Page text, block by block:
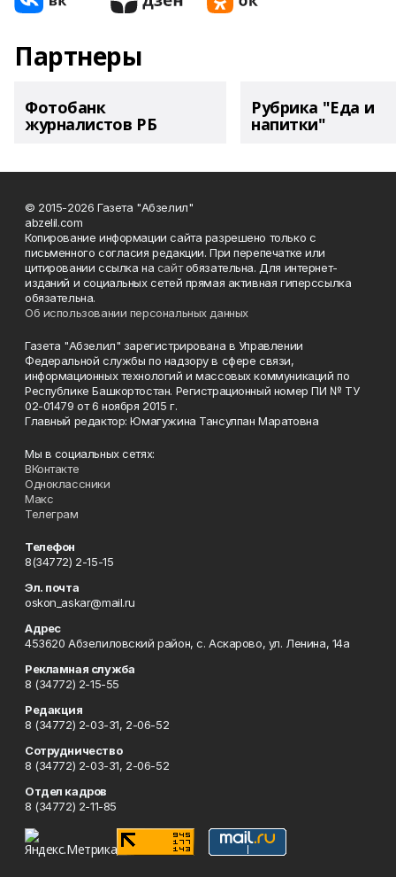
Партнеры
Фотобанк
журналистов РБ
Рубрика "Еда и
напитки"
© 2015-2026 Газета "Абзелил"
abzelil.com
Копирование информации сайта разрешено только с
письменного согласия редакции. При перепечатке или
цитировании ссылка на сайтобязательна. Для интернет-
изданий и социальных сетей прямая активная гиперссылка
обязательна.
Об использовании персональных данных
Газета "Абзелил" зарегистрирована в Управлении
Федеральной службы по надзору в сфере связи,
информационных технологий и массовых коммуникаций по
Республике Башкортостан. Регистрационный номер ПИ № ТУ
02-01479 от 6 ноября 2015 г.
Главный редактор: Юмагужина Тансулпан Маратовна
Мы в социальных сетях:
ВКонтакте
Одноклассники
Макс
Телеграм
Телефон
8(34772) 2-15-15
Эл. почта
oskon_askar@mail.ru
Адрес
453620 Абзелиловский район, с. Аскарово, ул. Ленина, 14а
Рекламная служба
8 (34772) 2-15-55
Редакция
8 (34772) 2-03-31, 2-06-52
Сотрудничество
8 (34772) 2-03-31, 2-06-52
Отдел кадров
8 (34772) 2-11-85